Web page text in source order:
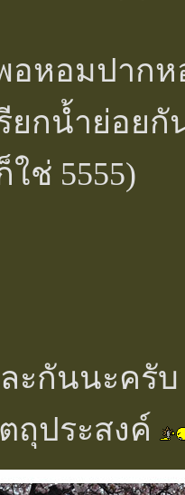
อหอมปากห
รียกน้ำย่อย
ใช่ 5555)
กันนะครับ
ถุประสงค์